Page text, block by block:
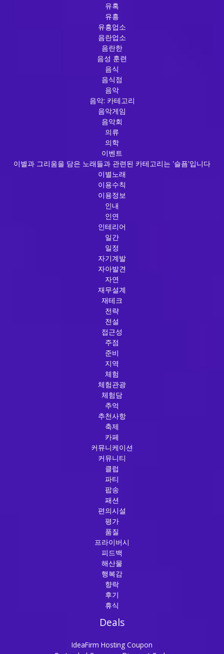
유혹
유흥
유흥업소
음란업소
음란한
음성 훈련
음식
음식점
음악
음악: 카테고리
음악게임
음악회
의류
의학
이벤트
이별과 그리움을 담은 노래들과 관련된 카테고리는 '슬픔'입니다
이별노래
이용수칙
이용정보
인내
인연
인테리어
일간
일정
자기계발
자아발견
자연
재무설계
재테크
전략
전설
접근성
주점
준비
지역
체험
체험관광
체험담
추억
추천사항
축제
카페
커뮤니케이션
커뮤니티
클럽
파티
팝송
패션
편의시설
평가
품질
프라이버시
피드백
해산물
행복감
향락
후기
휴식
Deals
IdeaFirm Hosting Coupon